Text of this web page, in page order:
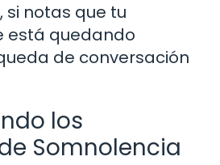
si notas que tu
está quedando
de conversación
los
Somnolencia